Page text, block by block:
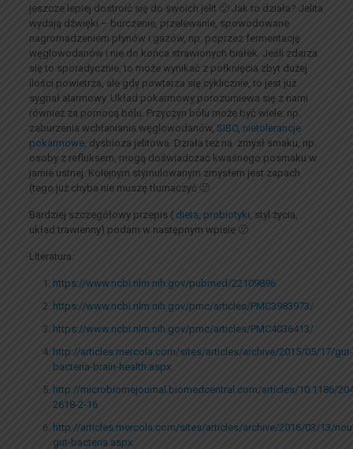
jeszcze lepiej dostroić się do swoich jelit 🙂 Jak to działa? Jelita
wydają dźwięki – burczenie, przelewanie, spowodowane
nagromadzeniem płynów i gazów, np. poprzez fermentację
węglowodanów i nie do końca strawionych białek. Jeśli zdarza
się to sporadycznie, to może wynikać z połknięcia zbyt dużej
ilości powietrza, ale gdy powtarza się cyklicznie, to jest już
sygnał alarmowy. Układ pokarmowy porozumiewa się z nami
również za pomocą bólu. Przyczyn bólu może być wiele: np.
zaburzenia wchłaniania węglowodanów, SIBO, nietolerancje
pokarmowe, dysbioza jelitowa. Działa też na zmysł smaku, np.
osoby z refluksem, mogą doświadczać kwaśnego posmaku w
jamie ustnej. Kolejnym stymulowanym zmysłem jest zapach
(tego już chyba nie muszę tłumaczyć 🙂
Bardziej szczegółowy przepis ( dieta, probiotyki, styl życia,
układ trawienny) podam w następnym wpisie 🙂
Literatura:
https://www.ncbi.nlm.nih.gov/pubmed/22109896
https://www.ncbi.nlm.nih.gov/pmc/articles/PMC3983973/
https://www.ncbi.nlm.nih.gov/pmc/articles/PMC4036413/
http://articles.mercola.com/sites/articles/archive/2015/05/17/gut-
bacteria-brain-health.aspx
http://microbiomejournal.biomedcentral.com/articles/10.1186/
2618-2-16
http://articles.mercola.com/sites/articles/archive/2016/03/13/
gut-bacteria.aspx